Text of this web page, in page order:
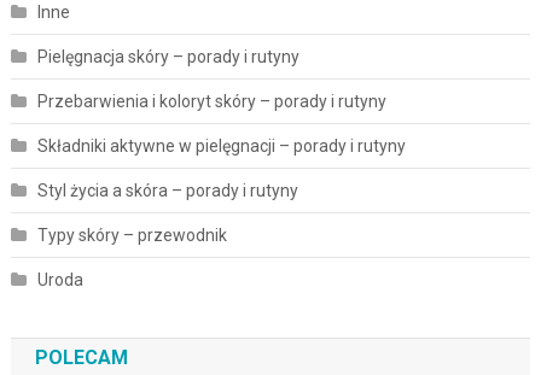
Inne
Pielęgnacja skóry – porady i rutyny
Przebarwienia i koloryt skóry – porady i rutyny
Składniki aktywne w pielęgnacji – porady i rutyny
Styl życia a skóra – porady i rutyny
Typy skóry – przewodnik
Uroda
POLECAM